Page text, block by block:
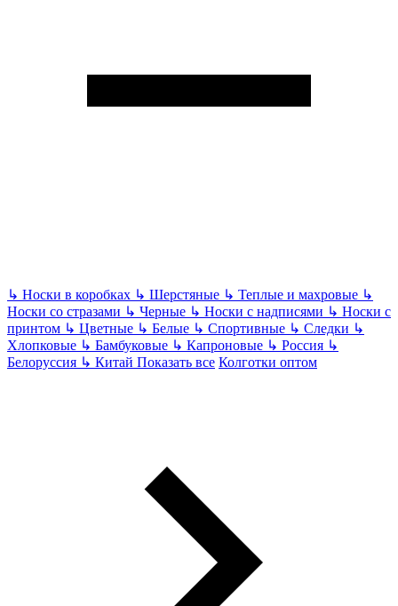
↳ Носки в коробках ↳ Шерстяные ↳ Теплые и махровые ↳
Носки со стразами ↳ Черные ↳ Носки с надписями ↳ Носки с
принтом ↳ Цветные ↳ Белые ↳ Спортивные ↳ Следки ↳
Хлопковые ↳ Бамбуковые ↳ Капроновые ↳ Россия ↳
Белоруссия ↳ Китай Показать все Колготки оптом